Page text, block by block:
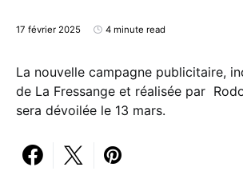
17 février 2025 4 minute read
La nouvelle campagne publicitaire,
de La Fressange et réalisée par
sera dévoilée le 13 mars.